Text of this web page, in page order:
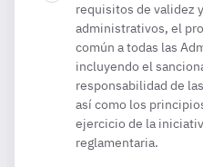
requisitos de validez
administrativos, el
común a todas las
incluyendo el
responsabilidad de
así como los
ejercicio de la
reglamentaria.